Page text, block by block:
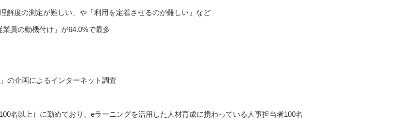
解度の測定が難しい」や「利用を定着させるのが難しい」など
員の動機付け」が64.0%で最多
の企画によるインターネット調査
名以上）に勤めており、eラーニングを活用した人材育成に携わっている人事担当者100名